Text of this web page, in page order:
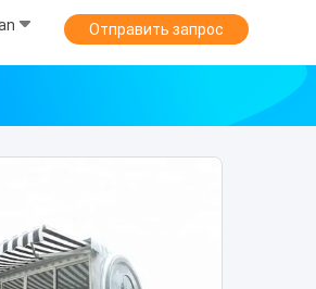
Отправить запрос